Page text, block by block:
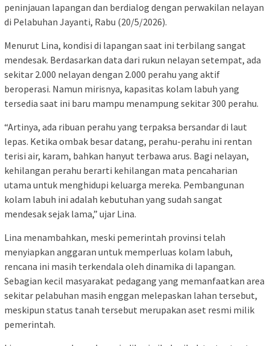
peninjauan lapangan dan berdialog dengan perwakilan nelayan
di Pelabuhan Jayanti, Rabu (20/5/2026).
Menurut Lina, kondisi di lapangan saat ini terbilang sangat
mendesak. Berdasarkan data dari rukun nelayan setempat, ada
sekitar 2.000 nelayan dengan 2.000 perahu yang aktif
beroperasi. Namun mirisnya, kapasitas kolam labuh yang
tersedia saat ini baru mampu menampung sekitar 300 perahu.
“Artinya, ada ribuan perahu yang terpaksa bersandar di laut
lepas. Ketika ombak besar datang, perahu-perahu ini rentan
terisi air, karam, bahkan hanyut terbawa arus. Bagi nelayan,
kehilangan perahu berarti kehilangan mata pencaharian
utama untuk menghidupi keluarga mereka. Pembangunan
kolam labuh ini adalah kebutuhan yang sudah sangat
mendesak sejak lama,” ujar Lina.
Lina menambahkan, meski pemerintah provinsi telah
menyiapkan anggaran untuk memperluas kolam labuh,
rencana ini masih terkendala oleh dinamika di lapangan.
Sebagian kecil masyarakat pedagang yang memanfaatkan area
sekitar pelabuhan masih enggan melepaskan lahan tersebut,
meskipun status tanah tersebut merupakan aset resmi milik
pemerintah.